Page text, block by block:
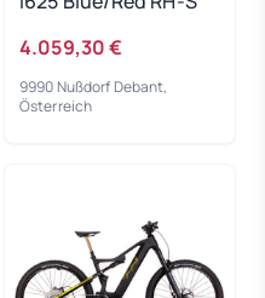
4.059,30 €
9990 Nußdorf Debant,
Österreich